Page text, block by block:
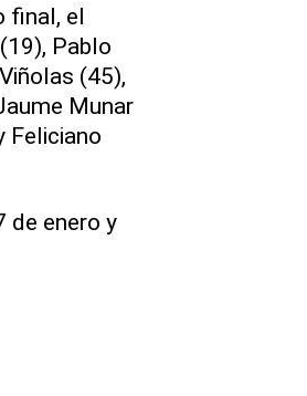
final, el
Pablo
(45),
Munar
Feliciano
de enero y